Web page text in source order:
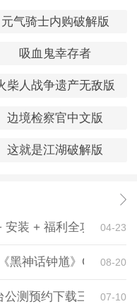
元气骑士内购破解版
吸血鬼幸存者
柴人战争遗产无敌版
边境检察官中文版
这就是江湖破解版
安装 + 福利全攻略，一
04-23
黑神话钟馗》CG！预
08-20
公测预约下载三端同步
07-10